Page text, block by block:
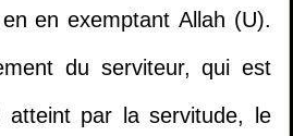
en exemptant Allah (U).
du serviteur, qui est
par la servitude, le